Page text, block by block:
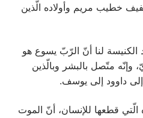
خطيب مريم وأولاده الّذين
الكنيسة لنا أنّ الرّبّ يسوع هو
متّصل بالبشر وبالّذين
داوود إلى يوسف.
قطعها للإنسان، أنّ الموت